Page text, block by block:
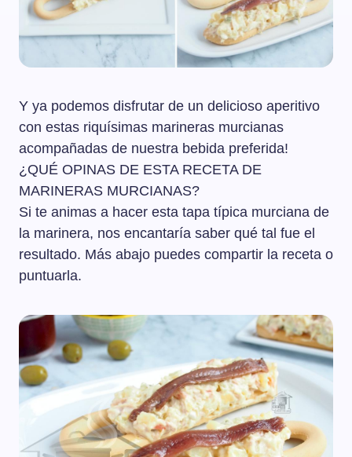
Y ya podemos disfrutar de un delicioso aperitivo
con estas riquísimas marineras murcianas
acompañadas de nuestra bebida preferida!
¿QUÉ OPINAS DE ESTA RECETA DE
MARINERAS MURCIANAS?
Si te animas a hacer esta tapa típica murciana de
la marinera, nos encantaría saber qué tal fue el
resultado. Más abajo puedes compartir la receta o
puntuarla.